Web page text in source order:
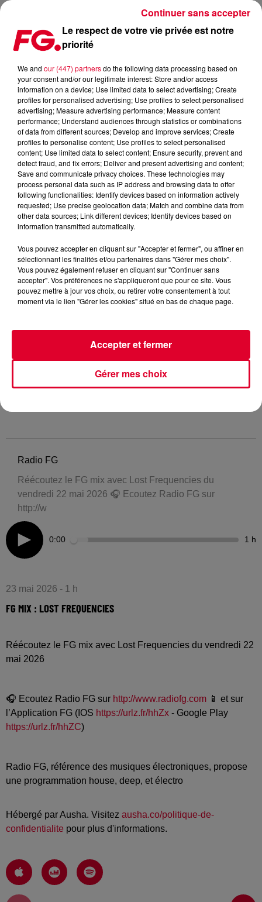
FG MIX : LOST FREQUENCIES
Radio FG
Réécoutez le FG mix avec Lost Frequencies du
vendredi 22 mai 2026 🎧 Ecoutez Radio FG sur
http://w
0:00 1 h
23 mai 2026 - 1 h
FG MIX : LOST FREQUENCIES
Réécoutez le FG mix avec Lost Frequencies du vendredi 22
mai 2026
🎧 Ecoutez Radio FG sur http://www.radiofg.com 📱 et sur
l’Application FG (IOS https://urlz.fr/hhZx - Google Play
https://urlz.fr/hhZC)
Radio FG, référence des musiques électroniques, propose
une programmation house, deep, et électro
Hébergé par Ausha. Visitez ausha.co/politique-de-
confidentialite pour plus d'informations.
Le respect de votre vie privée est notre
priorité
We and our (447) partnersdo the following data processing based on
your consent and/or our legitimate interest: Store and/or access
information on a device; Use limited data to select advertising; Create
profiles for personalised advertising; Use profiles to select personalised
advertising; Measure advertising performance; Measure content
performance; Understand audiences through statistics or combinations
of data from different sources; Develop and improve services; Create
profiles to personalise content; Use profiles to select personalised
content; Use limited data to select content; Ensure security, prevent and
detect fraud, and fix errors; Deliver and present advertising and content;
Save and communicate privacy choices. These technologies may
process personal data such as IP address and browsing data to offer
following functionalities: Identify devices based on information actively
requested; Use precise geolocation data; Match and combine data from
other data sources; Link different devices; Identify devices based on
information transmitted automatically.
Vous pouvez accepter en cliquant sur "Accepter et fermer", ou affiner en
sélectionnant les finalités et/ou partenaires dans "Gérer mes choix".
Vous pouvez également refuser en cliquant sur "Continuer sans
accepter". Vos préférences ne s'appliqueront que pour ce site. Vous
pouvez mettre à jour vos choix, ou retirer votre consentement à tout
moment via le lien "Gérer les cookies" situé en bas de chaque page.
Gérer mes choix
Accepter et fermer
Continuer sans accepter